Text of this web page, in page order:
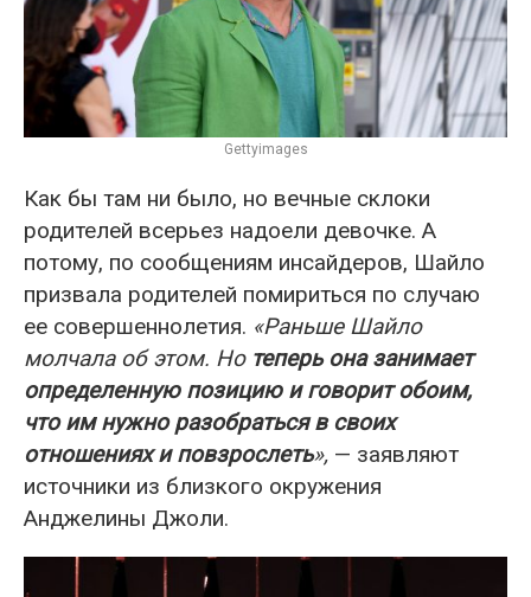
Gettyimages
Как бы там ни было, но вечные склоки
родителей всерьез надоели девочке. А
потому, по сообщениям инсайдеров, Шайло
призвала родителей помириться по случаю
ее совершеннолетия. «Раньше Шайло
молчала об этом. Но теперь она занимает
определенную позицию и говорит обоим,
что им нужно разобраться в своих
отношениях и повзрослеть», — заявляют
источники из близкого окружения
Анджелины Джоли.